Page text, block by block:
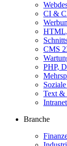
CI &
CMS
PHP,
Text &
Intranet
Branche